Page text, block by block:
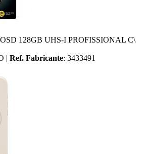
128GB UHS-I PROFISSIONAL C\
| Ref. Fabricante: 3433491